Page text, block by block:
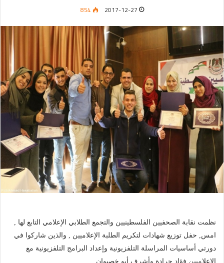
2017-12-27
854
نظمت نقابة الصحفيين الفلسطينيين والتجمع الطلابي الإعلامي التابع لها ,
امس, حفل توزيع شهادات لتكريم الطلبة الإعلاميين , والذين شاركوا في
دورتي أساسيات المراسلة التلفزيونية وإعداد البرامج التلفزيونية مع
الإعلاميين فؤاد جرادة وأشرف أبو خصيوان.